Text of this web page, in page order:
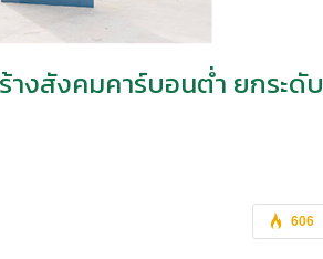
างสังคมคาร์บอนต่ำ ยกระดับ
606